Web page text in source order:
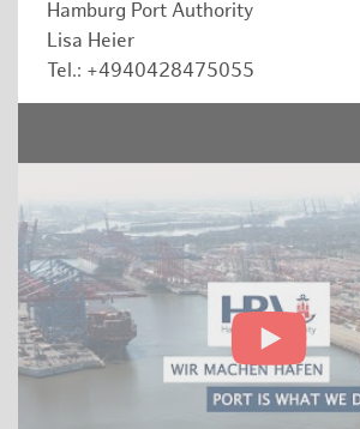
Hamburg Port Authority
Lisa Heier
Tel.: +4940428475055